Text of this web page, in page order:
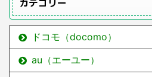
カテゴリー
ドコモ（docomo）
au（エーユー）